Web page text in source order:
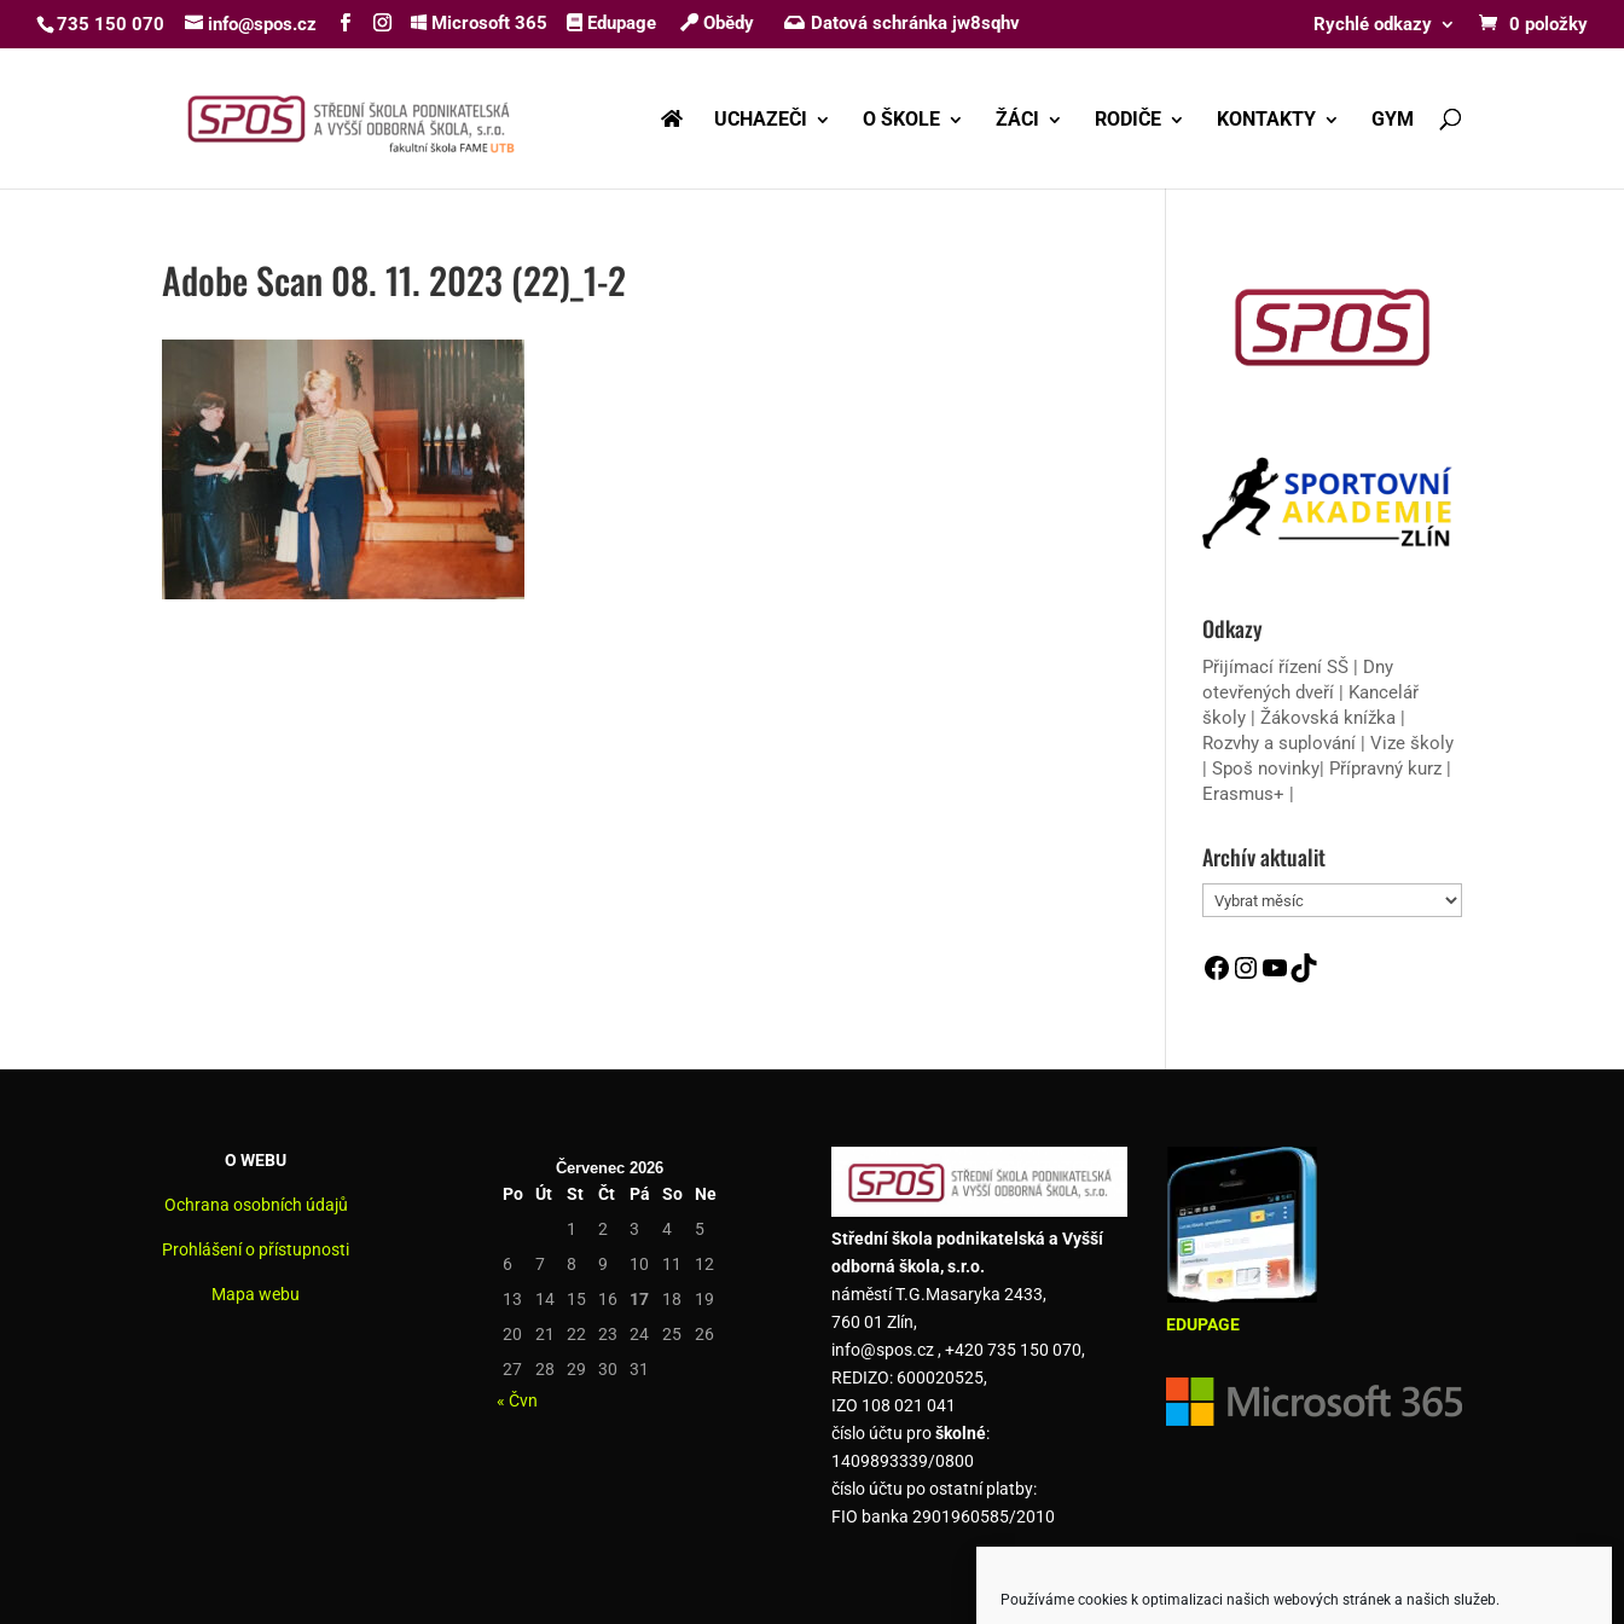
Používáme cookies k optimalizaci našich webových stránek a našich služeb.
735 150 070 info@spos.cz Microsoft 365 Edupage Obědy Datová schránka jw8sqhv Rychlé odkazy 0 položky
UCHAZEČI O ŠKOLE ŽÁCI RODIČE KONTAKTY GYM
Adobe Scan 08. 11. 2023 (22)_1-2
Odkazy
Přijímací řízení SŠ| Dny
otevřených dveří| Kancelář
školy| Žákovská knížka|
Rozvhy a suplování | Vize školy
| Spoš novinky| Přípravný kurz|
Erasmus+ |
Archív aktualit
Archív
aktualit
Facebook
Instagram
YouTube
TikTok
O WEBU
Ochrana osobních údajů
Prohlášení o přístupnosti
Mapa webu
Červenec 2026
Po Út St Čt Pá So
Ne
1
2 3 4
5
6
7 8 9 10 11
12
13
14 15 16 17 18
19
20
21 22 23 24 25
26
27
28 29 30
31
« Čvn
Střední škola podnikatelská a Vyšší
odborná škola, s.r.o.
náměstí T.G.Masaryka 2433,
760 01 Zlín,
info@spos.cz , +420 735 150 070,
REDIZO: 600020525,
IZO 108 021 041
číslo účtu proškolné:
1409893339/0800
číslo účtu po ostatní platby:
FIO banka 2901960585/2010
EDUPAGE